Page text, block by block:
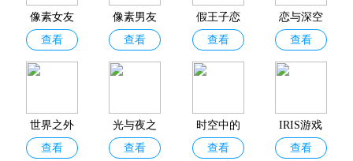
恋、恋与深空、爱在小事、代号鸢、花亦山心之月等。各种题材玩法
的手机剧情游戏此处应有尽有，欢迎各位小伙伴收藏分享！
像素女友
安卓版
查看
像素男友
中文版
查看
假王子恋
爱手册2团
宠上线
查看
恋与深空
查看
世界之外
查看
光与夜之
恋官方正
查看
时空中的
绘旅人手
查看
IRIS游戏
中文版
查看